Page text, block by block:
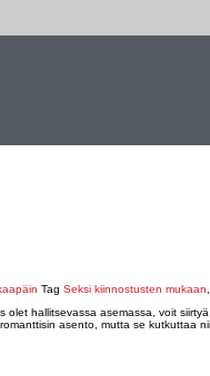
Tag Seksi kiinnostusten mukaan
olet hallitsevassa asemassa, voit
asento, mutta se kutkuttaa